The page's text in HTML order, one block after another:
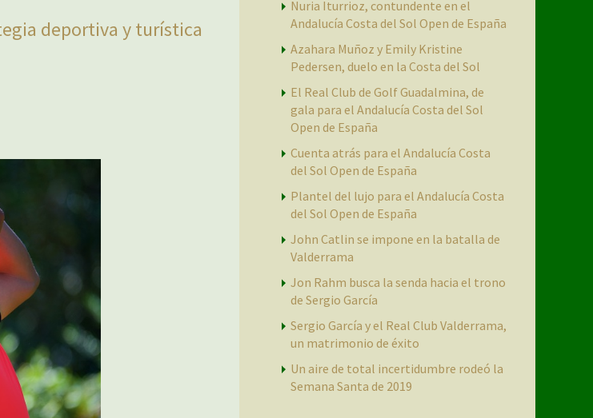
deportiva y turística
Nuria Iturrioz, contundente en el
Andalucía Costa del Sol Open de España
Azahara Muñoz y Emily Kristine
Pedersen, duelo en la Costa del Sol
El Real Club de Golf Guadalmina, de
gala para el Andalucía Costa del Sol
Open de España
Cuenta atrás para el Andalucía Costa
del Sol Open de España
Plantel del lujo para el Andalucía Costa
del Sol Open de España
John Catlin se impone en la batalla de
Valderrama
Jon Rahm busca la senda hacia el trono
de Sergio García
Sergio García y el Real Club Valderrama,
un matrimonio de éxito
Un aire de total incertidumbre rodeó la
Semana Santa de 2019